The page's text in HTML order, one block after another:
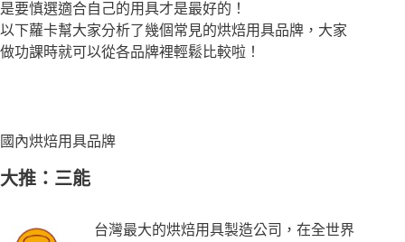
是要慎選適合自己的用具才是最好的！
以下蘿卡幫大家分析了幾個常見的烘焙用具品牌，大家
做功課時就可以從各品牌裡輕鬆比較啦！
國內烘焙用具品牌
大推：三能
台灣最大的烘焙用具製造公司，在全世界